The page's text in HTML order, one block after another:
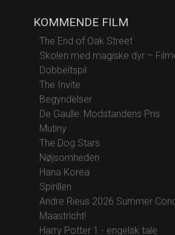
KOMMENDE FILM
The End of Oak Street
Skolen med magiske dyr –
Dobbeltspil
The Invite
Begyndelser
De Gaulle: Modstandens Pris
Mutiny
The Dog Stars
Nøjsomheden
Hana Korea
Spirillen
Andre Rieus 2026 Summer
Maastricht!
Harry Potter 1 - engelsk tale